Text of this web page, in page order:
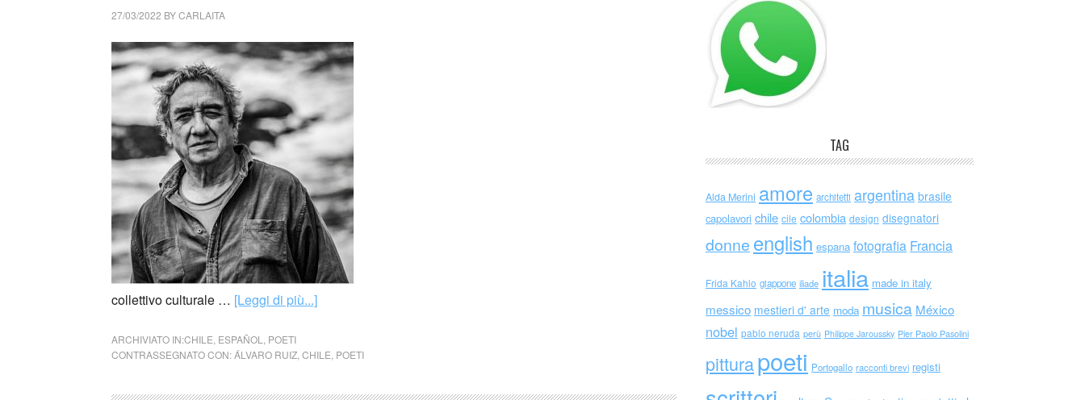
27/03/2022 BYCARLAITA
collettivo culturale … [Leggi di più...]
ARCHIVIATO IN:CHILE ESPAÑOL
POETI
CONTRASSEGNATO CON:ÁLVARO RUIZ CHILE POETI
TAG
Alda Merini amore architetti argentina brasile
capolavori chile cile colombia design disegnatori
donne english espana fotografia Francia
Frida Kahlo giappone iliade italia made in italy
messico mestieri d' arte moda musica México
nobel pablo neruda perù Philippe Jaroussky Pier Paolo Pasolini
pitturapoeti Portogallo racconti brevi registi